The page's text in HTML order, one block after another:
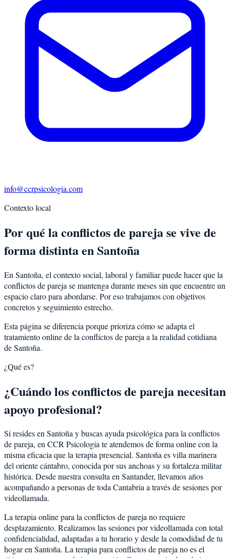
info@ccrpsicologia.com
Contexto local
Por qué la conflictos de pareja se vive de
forma distinta en Santoña
En Santoña, el contexto social, laboral y familiar puede hacer que la
conflictos de pareja se mantenga durante meses sin que encuentre un
espacio claro para abordarse. Por eso trabajamos con objetivos
concretos y seguimiento estrecho.
Esta página se diferencia porque prioriza cómo se adapta el
tratamiento online de la conflictos de pareja a la realidad cotidiana
de Santoña.
¿Qué es?
¿Cuándo los conflictos de pareja necesitan
apoyo profesional?
Si resides en Santoña y buscas ayuda psicológica para la conflictos
de pareja, en CCR Psicología te atendemos de forma online con la
misma eficacia que la terapia presencial. Santoña es villa marinera
del oriente cántabro, conocida por sus anchoas y su fortaleza militar
histórica. Desde nuestra consulta en Santander, llevamos años
acompañando a personas de toda Cantabria a través de sesiones por
videollamada.
La terapia online para la conflictos de pareja no requiere
desplazamiento. Realizamos las sesiones por videollamada con total
confidencialidad, adaptadas a tu horario y desde la comodidad de tu
hogar en Santoña. La terapia para conflictos de pareja no es el